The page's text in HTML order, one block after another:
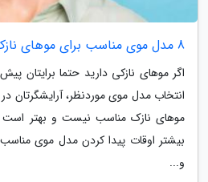
8 مدل موی مناسب برای موهای نازک
اگر موهای نازکی دارید حتما برایتان
انتخاب مدل موی موردنظر، آرایشگرتان
موهای نازک مناسب نیست و بهتر است
بیشتر اوقات پیدا کردن مدل موی
و...